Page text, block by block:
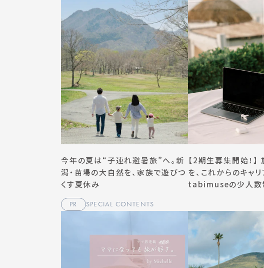
今年の夏は“子連れ避暑旅”へ。新
潟・苗場の大自然を、家族で遊びつ
くす夏休み
PR SPECIAL CONTENTS
【2期生募集開始！】
を、これからのキャリ
tabimuseの少人数